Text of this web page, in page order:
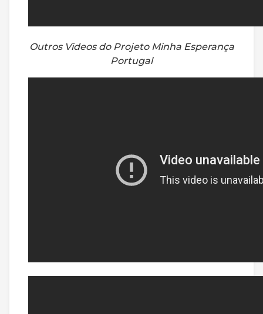
Outros Videos do Projeto Minha Esperança
Portugal